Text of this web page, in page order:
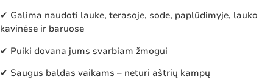
✔ Galima naudoti lauke, terasoje, sode, paplūdimyje, lauko
kavinėse ir baruose
✔ Puiki dovana jums svarbiam žmogui
✔ Saugus baldas vaikams – neturi aštrių kampų